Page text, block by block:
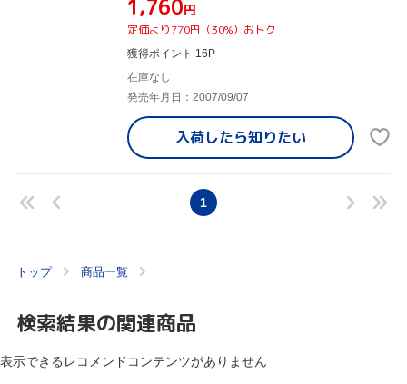
¥1,760円
定価より770円（30%）おトク
獲得ポイント 16P
在庫なし
発売年月日：2007/09/07
入荷したら知りたい
1
トップ 商品一覧
検索結果の関連商品
表示できるレコメンドコンテンツがありません